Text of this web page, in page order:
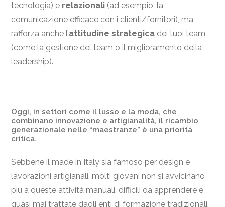
tecnologia) e relazionali (ad esempio, la
comunicazione efficace con i clienti/fornitori), ma
rafforza anche l’attitudine strategica dei tuoi team
(come la gestione del team o il miglioramento della
leadership).
Oggi, in settori come il lusso e la moda, che
combinano innovazione e artigianalità, il ricambio
generazionale nelle “maestranze” è una priorità
critica.
Sebbene il made in Italy sia famoso per design e
lavorazioni artigianali, molti giovani non si avvicinano
più a queste attività manuali, difficili da apprendere e
quasi mai trattate dagli enti di formazione tradizionali.